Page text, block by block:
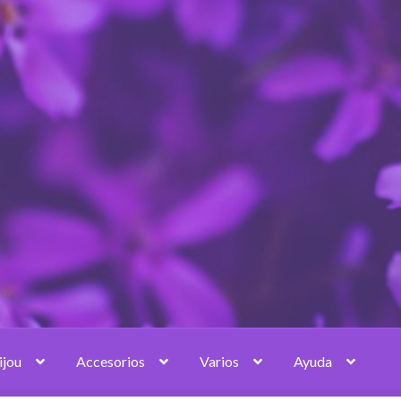
Accesorios Varios Ayuda